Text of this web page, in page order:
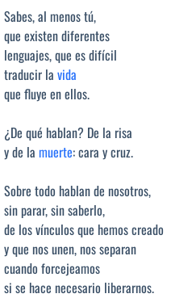
Sabes, al menos tú,
que existen diferentes
lenguajes, que es difícil
traducir la vida
que fluye en ellos.
¿De qué hablan? De la risa
y de la muerte: cara y cruz.
Sobre todo hablan de nosotros,
sin parar, sin saberlo,
de los vínculos que hemos creado
y que nos unen, nos separan
cuando forcejeamos
si se hace necesario liberarnos.